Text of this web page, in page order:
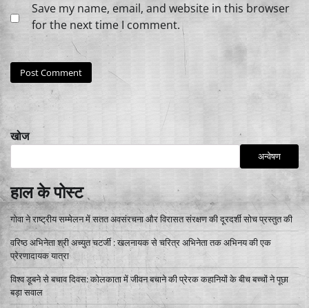
Save my name, email, and website in this browser
for the next time I comment.
खोज
अन्वेषण
हाल के पोस्ट
गोवा ने राष्ट्रीय सम्मेलन में सतत अवसंरचना और विरासत संरक्षण की दूरदर्शी सोच प्रस्तुत की
वरिष्ठ अभिनेता श्री अच्युत चटर्जी : खलनायक से चरित्र अभिनेता तक अभिनय की एक
प्रेरणादायक यात्रा
विश्व डूबने से बचाव दिवस: कोलकाता में जीवन बचाने की प्रेरक कहानियों के बीच बच्चों ने पूछा
बड़ा सवाल